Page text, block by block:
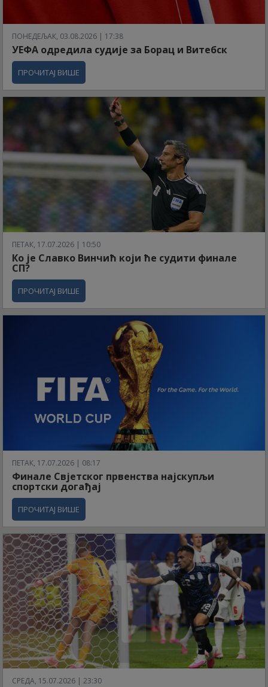
ПОНЕДЕЉАК, 03.08.2026 | 17:38
УЕФА одредила судије за Борац и Витебск
ПРОЧИТАЈ ВИШЕ
ПЕТАК, 17.07.2026 | 10:50
Ко је Славко Винчић који ће судити финале
СП?
ПРОЧИТАЈ ВИШЕ
ПЕТАК, 17.07.2026 | 08:17
Финале Свјетског првенства најскупљи
спортски догађај
ПРОЧИТАЈ ВИШЕ
СРЕДА, 15.07.2026 | 23:30